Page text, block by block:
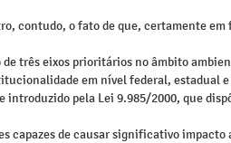
contudo, o fato de que, certamente em
três eixos prioritários no âmbito
em nível federal, estadual
pela Lei 9.985/2000, que
capazes de causar significativo impacto